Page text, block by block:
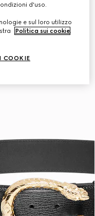
d'uso.
e sul loro utilizzo
Politica sui cookie.
COOKIE